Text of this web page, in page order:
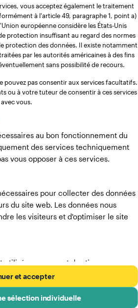
vous acceptez également le traitement
à l'article 49, paragraphe 1, point a)
européenne considère les États-Unis
protection insuffisant au regard des normes
protection des données. Il existe notamment
par les autorités américaines à des fins
sans possibilité de recours.
pouvez pas consentir aux services facultatifs.
ou à votre tuteur de consentir à ces services
avec vous.
au bon fonctionnement du
des services techniquement
vous opposer à ces services.
pour collecter des données
du site web. Les données nous
les visiteurs et d'optimiser le site
par nous et des tiers pour
utilisateurs individuels, analyser les
par exemple, de la publicité
permettent de suivre les utilisateurs
et accepter
sélection individuelle